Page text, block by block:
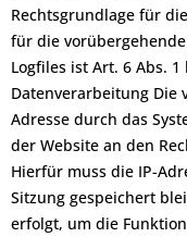
Rechtsgrundlage für
für die
Logfiles ist Art. 6 Abs. 1
Datenverarbeitung Die
Adresse durch das
der Website an den
Hierfür muss die IP-
Sitzung gespeichert
erfolgt, um die